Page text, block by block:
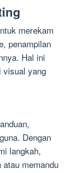
merekam
penampilan
Hal ini
visual yang
Dengan
langkah,
memandu